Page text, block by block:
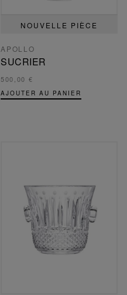
NOUVELLE PIÈCE
APOLLO
SUCRIER
500,00 €
AJOUTER AU PANIER